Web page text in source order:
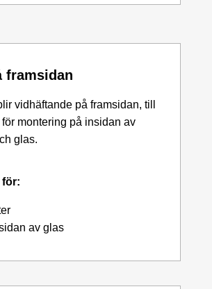
framsidan
vidhäftande på framsidan, till
montering på insidan av
glas.
för:
av glas